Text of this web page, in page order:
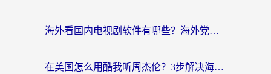
海外看国内电视剧软件有哪些？海外党专属追剧指南来了
在美国怎么用酷我听周杰伦？3步解决海外听歌地域限制，附QQ音乐网易云通用技巧